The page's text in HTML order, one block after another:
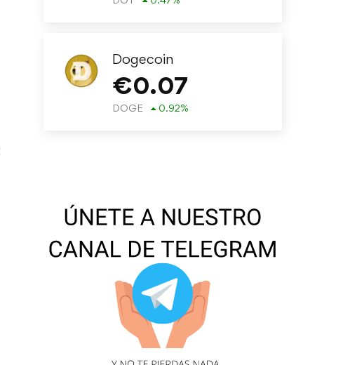
Dogecoin
€0.07
DOGE 0.92%